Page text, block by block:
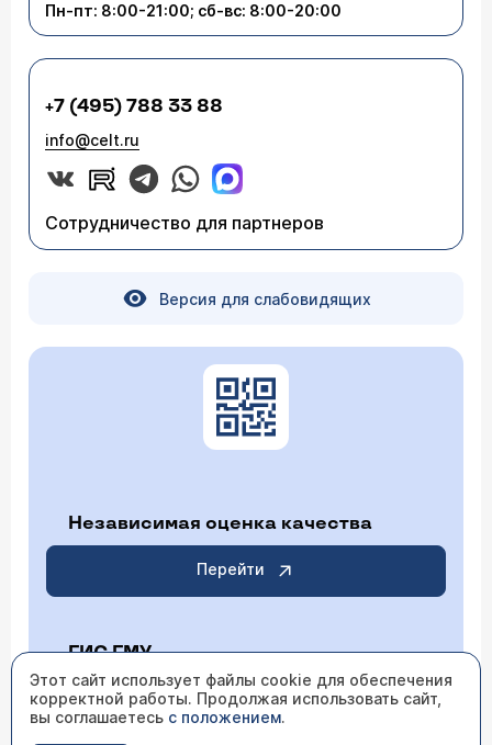
Пн-пт: 8:00-21:00; сб-вс: 8:00-20:00
+7 (495) 788 33 88
info@celt.ru
Сотрудничество для партнеров
Версия для слабовидящих
Независимая оценка качества
Перейти
ГИС ГМУ
Перейти
Этот сайт использует файлы cookie для обеспечения
корректной работы. Продолжая использовать сайт,
вы соглашаетесь с положением.